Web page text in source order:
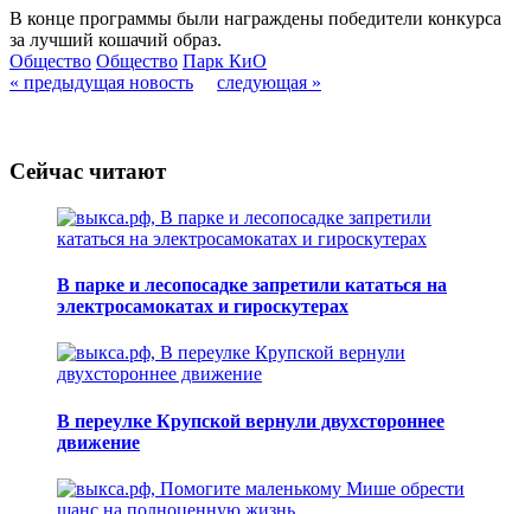
В конце программы были награждены победители конкурса
за лучший кошачий образ.
Общество Общество Парк КиО
« предыдущая новость
следующая »
Сейчас читают
В парке и лесопосадке запретили кататься на
электросамокатах и гироскутерах
В переулке Крупской вернули двухстороннее
движение